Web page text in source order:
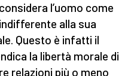
l’uomo come
alla sua
Questo è infatti il
la libertà morale di
relazioni più o meno